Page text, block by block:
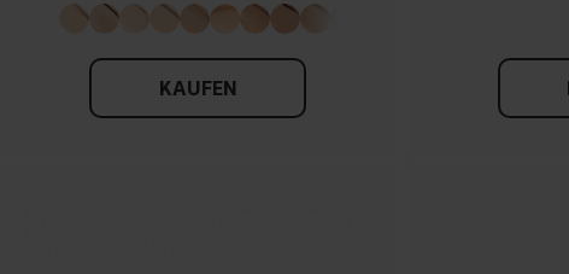
KAUFEN